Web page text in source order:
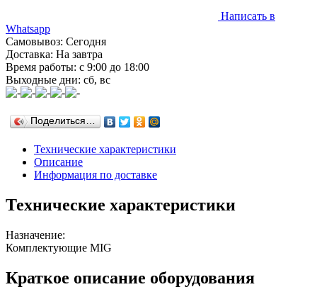
Написать в
Whatsapp
Самовывоз: Сегодня
Доставка: На завтра
Время работы: с 9:00 до 18:00
Выходные дни: сб, вс
Поделиться…
Технические характеристики
Описание
Информация по доставке
Технические характеристики
Назначение:
Комплектующие MIG
Краткое описание оборудования